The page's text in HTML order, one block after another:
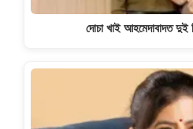
দোচা খাই আহমেদাবাদত